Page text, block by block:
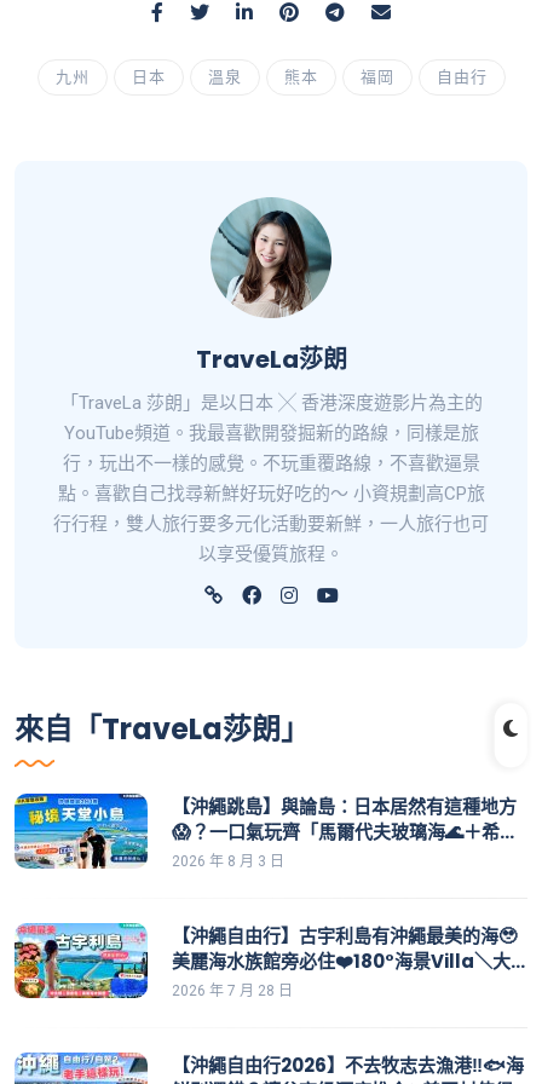
九州 日本 溫泉 熊本 福岡 自由行
TraveLa莎朗
「TraveLa 莎朗」是以日本 ╳ 香港深度遊影片為主的
YouTube頻道。我最喜歡開發掘新的路線，同樣是旅
行，玩出不一樣的感覺。不玩重覆路線，不喜歡逼景
點。喜歡自己找尋新鮮好玩好吃的～ 小資規劃高CP旅
行行程，雙人旅行要多元化活動要新鮮，一人旅行也可
以享受優質旅程。
來自「TraveLa莎朗」
【沖繩跳島】與論島：日本居然有這種地方
😱？一口氣玩齊「馬爾代夫玻璃海🌊＋希臘
純白小鎮」！住奢華Resort🏨｜沖繩自由行
2026 年 8 月 3 日
【沖繩自由行】古宇利島有沖繩最美的海🥹
美麗海水族館旁必住❤️180°海景Villa＼大
啖海葡萄飯🥩頂級本部牛燒肉／古宇利島大
2026 年 7 月 28 日
【沖繩自由行2026】不去牧志去漁港‼️🐟海